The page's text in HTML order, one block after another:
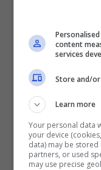
content
services
Store and/
Learn more
Your personal data
your device
data) may be
partners, or used
may use precise